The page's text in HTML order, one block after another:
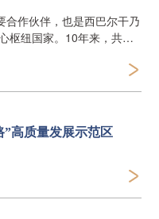
合作伙伴，也是西巴尔干乃
枢纽国家。10年来，共
尔维亚2025愿景”国家战略
共建“一带一路”框架下取得
”高质量发展示范区